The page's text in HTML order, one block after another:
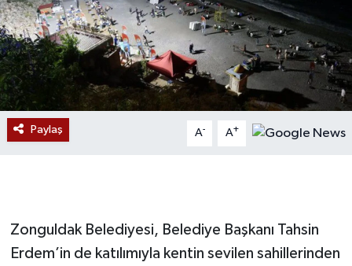
Paylaş A- A+
Zonguldak Belediyesi, Belediye Başkanı Tahsin
Erdem’in de katılımıyla kentin sevilen sahillerinden
DUNYA
Düzce
Eğitim
Ekonomi
Gökçebey
GÜNDEM